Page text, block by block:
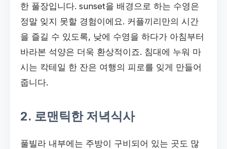
한 풀장입니다. sunset을 배경으로 하는 수영은
정말 잊지 못할 경험이에요. 커플끼리만의 시간
을 즐길 수 있도록, 낮에 수영을 하다가 아침부터
바라본 석양은 더욱 환상적이죠. 침대에 누워 마
시는 칵테일 한 잔은 여행의 피로를 잊게 만들어
줍니다.
2. 로맨틱한 저녁식사
풀빌라 내부에는 주방이 구비되어 있는 곳도 많